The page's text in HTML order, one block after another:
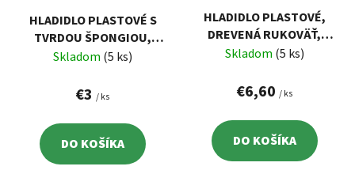
HLADIDLO PLASTOVÉ S
TVRDOU ŠPONGIOU,
270X130MM
Skladom (5 ks)
€3 / ks
DO KOŠÍKA
HLADIDLO PLASTOVÉ,
DREVENÁ RUKOVÄŤ,
400X175MM
Skladom (5 ks)
€6,60 / ks
DO KOŠÍKA